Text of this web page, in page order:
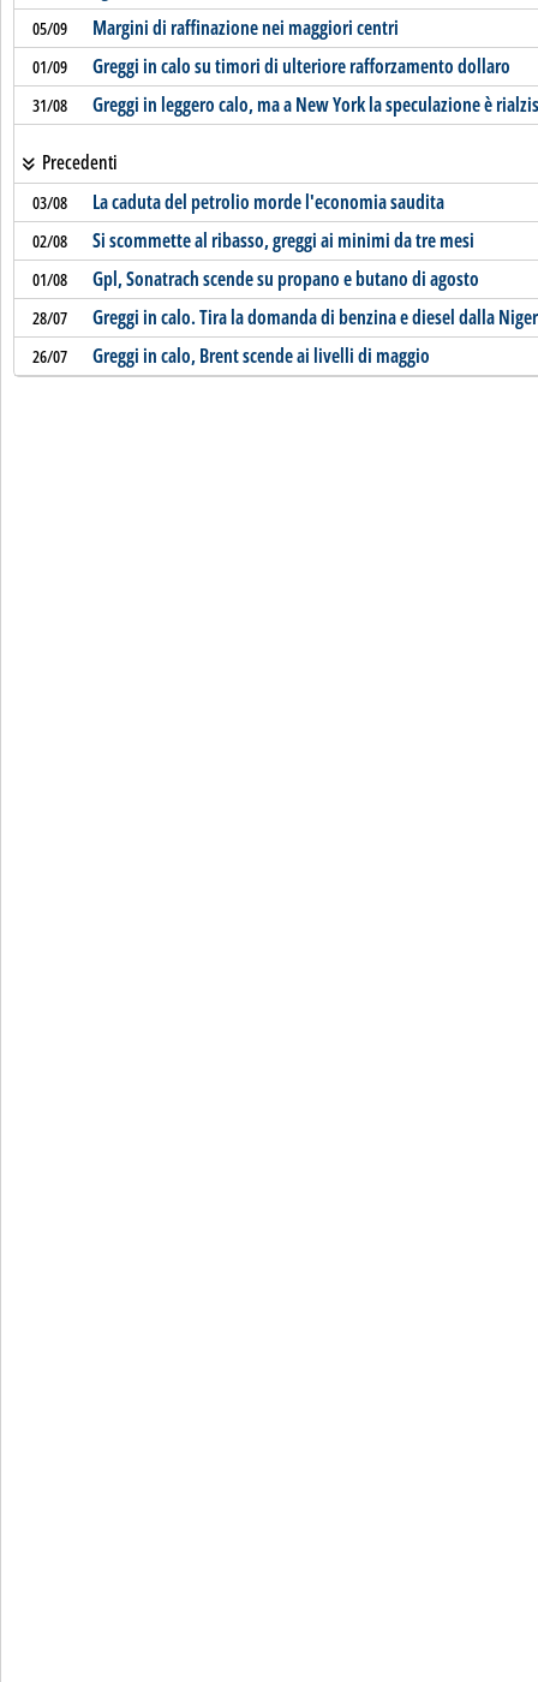
05/09 Margini di raffinazione nei maggiori centri
01/09 Greggi in calo su timori di ulteriore rafforzamento dollaro
31/08 Greggi in leggero calo, ma a New York la speculazione è
Precedenti
03/08 La caduta del petrolio morde l'economia saudita
02/08 Si scommette al ribasso, greggi ai minimi da tre mesi
01/08 Gpl, Sonatrach scende su propano e butano di agosto
28/07 Greggi in calo. Tira la domanda di benzina e diesel dalla
26/07 Greggi in calo, Brent scende ai livelli di maggio